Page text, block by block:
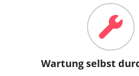
Wartung selbst